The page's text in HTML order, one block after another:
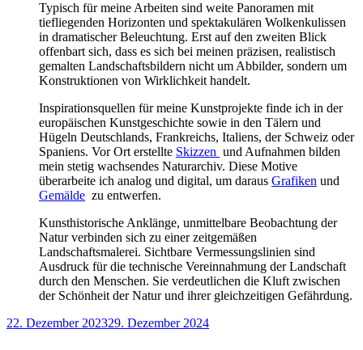
Typisch für meine Arbeiten sind weite Panoramen mit
tiefliegenden Horizonten und spektakulären Wolkenkulissen
in dramatischer Beleuchtung. Erst auf den zweiten Blick
offenbart sich, dass es sich bei meinen präzisen, realistisch
gemalten Landschaftsbildern nicht um Abbilder, sondern um
Konstruktionen von Wirklichkeit handelt.
Inspirationsquellen für meine Kunstprojekte finde ich in der
europäischen Kunstgeschichte sowie in den Tälern und
Hügeln Deutschlands, Frankreichs, Italiens, der Schweiz oder
Spaniens. Vor Ort erstellte Skizzen und Aufnahmen bilden
mein stetig wachsendes Naturarchiv. Diese Motive
überarbeite ich analog und digital, um daraus Grafiken und
Gemälde zu entwerfen.
Kunsthistorische Anklänge, unmittelbare Beobachtung der
Natur verbinden sich zu einer zeitgemäßen
Landschaftsmalerei. Sichtbare Vermessungslinien sind
Ausdruck für die technische Vereinnahmung der Landschaft
durch den Menschen. Sie verdeutlichen die Kluft zwischen
der Schönheit der Natur und ihrer gleichzeitigen Gefährdung.
Veröffentlicht
22. Dezember 202329. Dezember 2024